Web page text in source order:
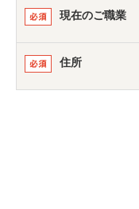
現在のご職業
住所